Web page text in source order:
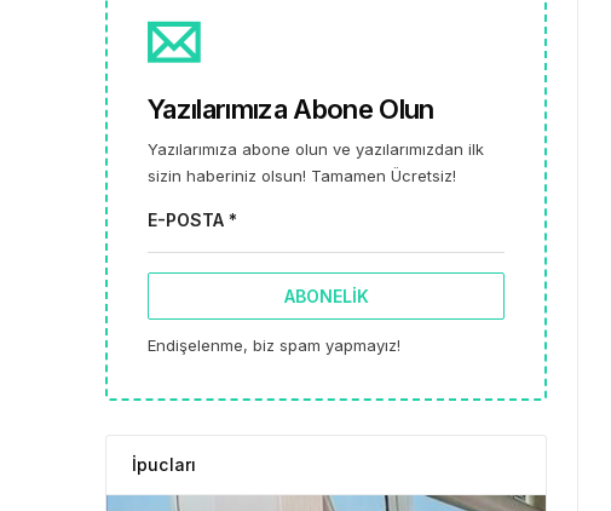
Yazılarımıza Abone Olun
Yazılarımıza abone olun ve yazılarımızdan ilk
sizin haberiniz olsun! Tamamen Ücretsiz!
E-POSTA *
ABONELIK
Endişelenme, biz spam yapmayız!
İpucları